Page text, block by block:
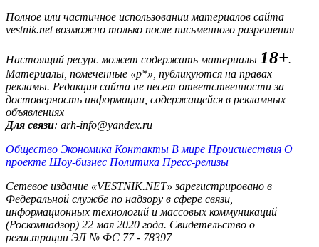
Полное или частичное использовании материалов сайта
vestnik.net возможно только после письменного разрешения
Настоящий ресурс может содержать материалы 18+.
Материалы, помеченные «р*», публикуются на правах
рекламы. Редакция сайта не несет ответственности за
достоверность информации, содержащейся в рекламных
объявлениях
Для связи: arh-info@yandex.ru
Общество Экономика Контакты В мире Происшествия О
проекте Шоу-бизнес Политика Пресс-релизы
Сетевое издание «VESTNIK.NET» зарегистрировано в
Федеральной службе по надзору в сфере связи,
информационных технологий и массовых коммуникаций
(Роскомнадзор) 22 мая 2020 года. Свидетельство о
регистрации ЭЛ № ФС 77 - 78397